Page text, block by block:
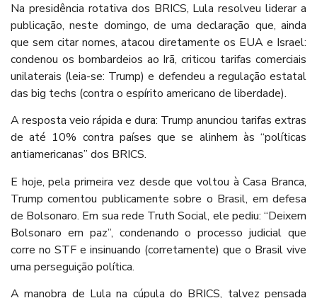
Na presidência rotativa dos BRICS, Lula resolveu liderar a
publicação, neste domingo, de uma declaração que, ainda
que sem citar nomes, atacou diretamente os EUA e Israel:
condenou os bombardeios ao Irã, criticou tarifas comerciais
unilaterais (leia-se: Trump) e defendeu a regulação estatal
das big techs (contra o espírito americano de liberdade).
A resposta veio rápida e dura: Trump anunciou tarifas extras
de até 10% contra países que se alinhem às “políticas
antiamericanas” dos BRICS.
E hoje, pela primeira vez desde que voltou à Casa Branca,
Trump comentou publicamente sobre o Brasil, em defesa
de Bolsonaro. Em sua rede Truth Social, ele pediu: “Deixem
Bolsonaro em paz”, condenando o processo judicial que
corre no STF e insinuando (corretamente) que o Brasil vive
uma perseguição política.
A manobra de Lula na cúpula do BRICS, talvez pensada